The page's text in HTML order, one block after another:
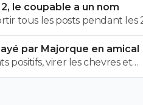
Avocat, tu serais commis
Et en plus ce n'est pas si
7 min de temps additionel
une fois rien a voir de
marquer. Mais
puisque tu n'as jamais
le coupable a un nom
tous les posts pendant les
cet imposteur ... et
voulaient me faire avaler sa
par Majorque en amical
positifs, virer les chevres et
plutot bien vu.